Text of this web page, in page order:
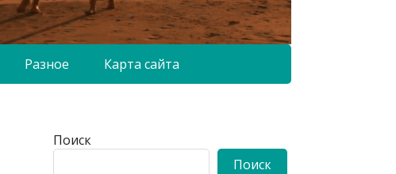
Разное Карта сайта
Поиск
Поиск